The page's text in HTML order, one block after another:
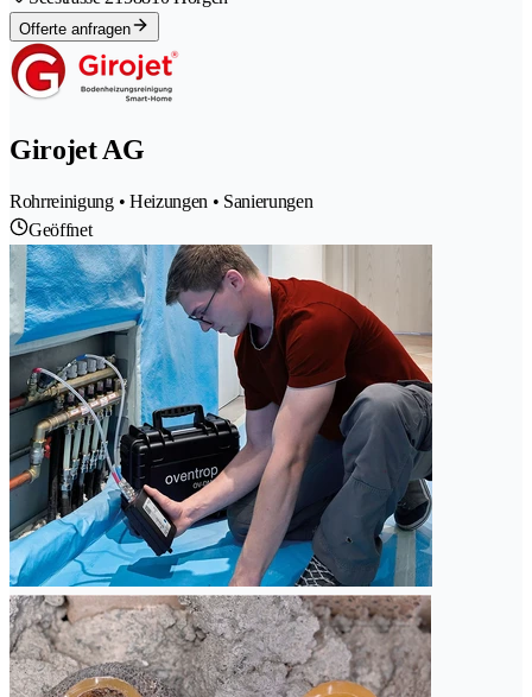
Offerte anfragen
Girojet AG
Rohrreinigung • Heizungen • Sanierungen
Geöffnet